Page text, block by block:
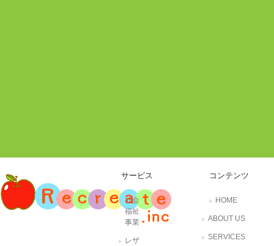
サービス
社会
福祉
事業
レザ
コンテンツ
HOME
ABOUT US
SERVICES